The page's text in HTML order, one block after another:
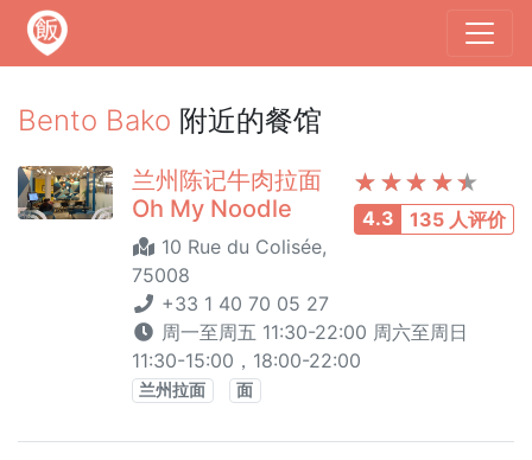
Bento Bako 附近的餐馆
4.3 135 人评价
兰州陈记牛肉拉面
Oh My Noodle
10 Rue du Colisée,
75008
+33 1 40 70 05 27
周一至周五 11:30-22:00 周六至周日
11:30-15:00，18:00-22:00
兰州拉面 面